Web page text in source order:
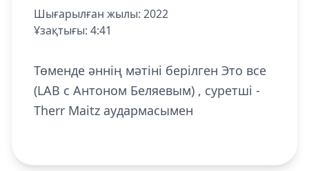
Шығарылған жылы: 2022
Ұзақтығы: 4:41
Төменде әннің мәтіні берілген Это все
(LAB с Антоном Беляевым) , суретші -
Therr Maitz аудармасымен